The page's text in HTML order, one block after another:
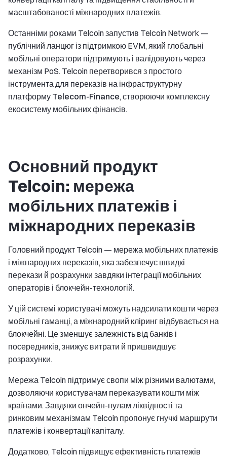
масштабованості міжнародних платежів.
Останніми роками Telcoin запустив Telcoin Network —
публічний ланцюг із підтримкою EVM, який глобальні
мобільні оператори підтримують і валідовують через
механізм PoS. Telcoin перетворився з простого
інструмента для переказів на інфраструктурну
платформу Telecom-Finance, створюючи комплексну
екосистему мобільних фінансів.
Основний продукт
Telcoin: мережа
мобільних платежів і
міжнародних переказів
Головний продукт Telcoin — мережа мобільних платежів
і міжнародних переказів, яка забезпечує швидкі
перекази й розрахунки завдяки інтеграції мобільних
операторів і блокчейн-технологій.
У цій системі користувачі можуть надсилати кошти через
мобільні гаманці, а міжнародний кліринг відбувається на
блокчейні. Це зменшує залежність від банків і
посередників, знижує витрати й пришвидшує
розрахунки.
Мережа Telcoin підтримує свопи між різними валютами,
дозволяючи користувачам переказувати кошти між
країнами. Завдяки ончейн-пулам ліквідності та
ринковим механізмам Telcoin пропонує гнучкі маршрути
платежів і конвертації капіталу.
Додатково, Telcoin підвищує ефективність платежів